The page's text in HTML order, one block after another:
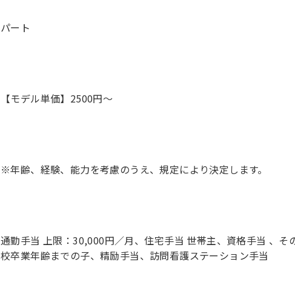
パート
【モデル単価】2500円〜
通勤手当 上限：30,000円／月、住宅手当 世帯主、資格手当 、そ
校卒業年齢までの子、精励手当、訪問看護ステーション手当